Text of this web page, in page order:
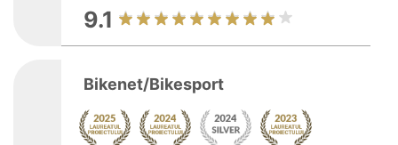
9.1
Bikenet/Bikesport